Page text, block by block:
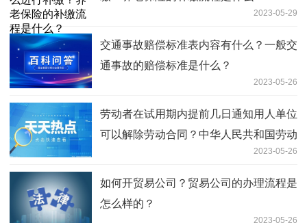
2023-05-29
交通事故赔偿标准表内容有什么？一般交
通事故的赔偿标准是什么？
2023-05-26
劳动者在试用期内提前几日通知用人单位
可以解除劳动合同？中华人民共和国劳动
2023-05-26
如何开贸易公司？贸易公司的办理流程是
怎么样的？
2023-05-26